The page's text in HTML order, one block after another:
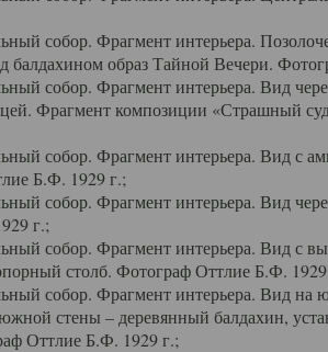
собор. Фрагмент интерьера.
балдахином образ Тайной Вечери.
собор. Фрагмент интерьера. Вид
Фрагмент композиции «Страшный
собор. Фрагмент интерьера. Вид с
Б.Ф. 1929 г.;
собор. Фрагмент интерьера. Вид
г.;
собор. Фрагмент интерьера. Вид с
столб. Фотограф Оттлие Б.Ф.
собор. Фрагмент интерьера. Вид на
стены – деревянный балдахин,
Оттлие Б.Ф. 1929 г.;